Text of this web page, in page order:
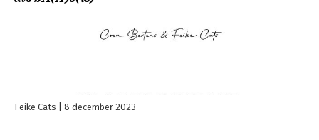
Feike Cats 8 december 2023